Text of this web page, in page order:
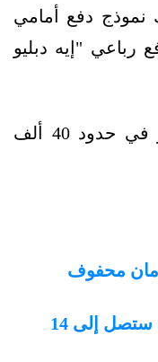
نموذج دفع أمامي
رباعي "إيه دبليو
ومن المتوقع أن تكون الأسعار في حدود 40 ألف
أمان محفوف
مبيعات السيارات الكهربائية ستصل إلى 14